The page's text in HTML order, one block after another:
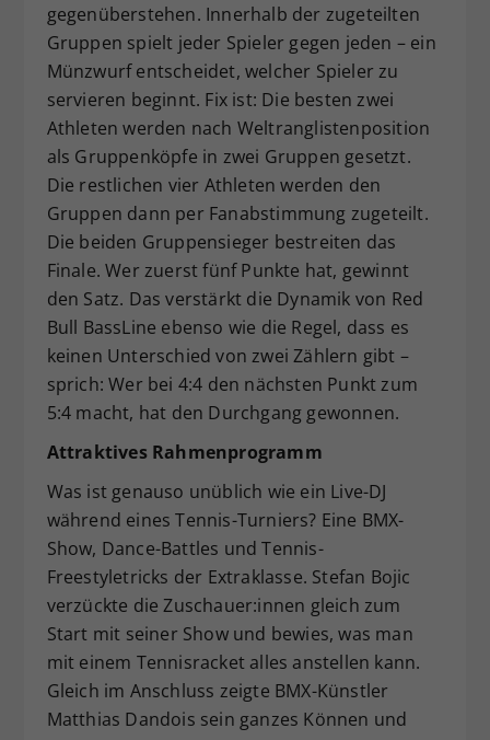
gegenüberstehen. Innerhalb der zugeteilten
Gruppen spielt jeder Spieler gegen jeden – ein
Münzwurf entscheidet, welcher Spieler zu
servieren beginnt. Fix ist: Die besten zwei
Athleten werden nach Weltranglistenposition
als Gruppenköpfe in zwei Gruppen gesetzt.
Die restlichen vier Athleten werden den
Gruppen dann per Fanabstimmung zugeteilt.
Die beiden Gruppensieger bestreiten das
Finale. Wer zuerst fünf Punkte hat, gewinnt
den Satz. Das verstärkt die Dynamik von Red
Bull BassLine ebenso wie die Regel, dass es
keinen Unterschied von zwei Zählern gibt –
sprich: Wer bei 4:4 den nächsten Punkt zum
5:4 macht, hat den Durchgang gewonnen.
Attraktives Rahmenprogramm
Was ist genauso unüblich wie ein Live-DJ
während eines Tennis-Turniers? Eine BMX-
Show, Dance-Battles und Tennis-
Freestyletricks der Extraklasse. Stefan Bojic
verzückte die Zuschauer:innen gleich zum
Start mit seiner Show und bewies, was man
mit einem Tennisracket alles anstellen kann.
Gleich im Anschluss zeigte BMX-Künstler
Matthias Dandois sein ganzes Können und